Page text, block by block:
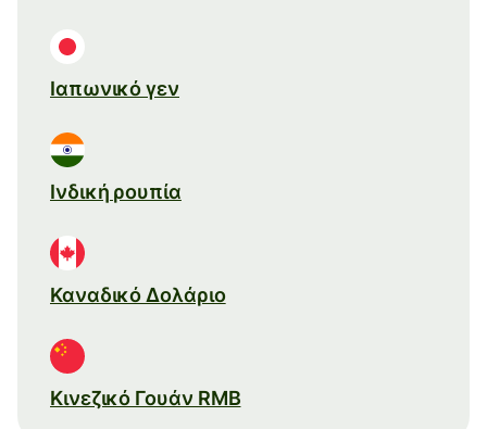
Ιαπωνικό γεν
Ινδική ρουπία
Καναδικό Δολάριο
Κινεζικό Γουάν RMB